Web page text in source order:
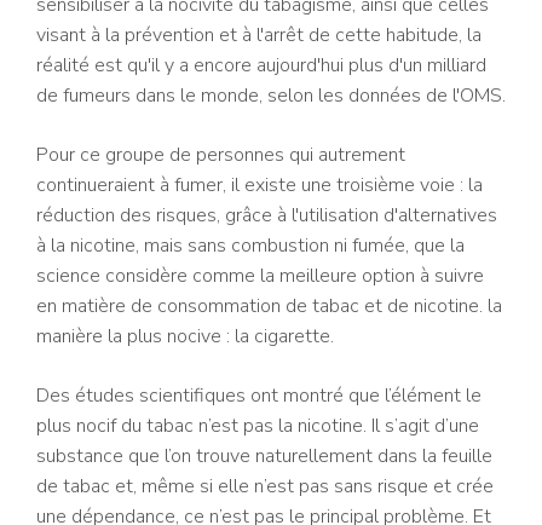
visant à la prévention et à l'arrêt de cette habitude, la
réalité est qu'il y a encore aujourd'hui plus d'un milliard
de fumeurs dans le monde, selon les données de l'OMS.
Pour ce groupe de personnes qui autrement
continueraient à fumer, il existe une troisième voie : la
réduction des risques, grâce à l'utilisation d'alternatives
à la nicotine, mais sans combustion ni fumée, que la
science considère comme la meilleure option à suivre
en matière de consommation de tabac et de nicotine. la
manière la plus nocive : la cigarette.
Des études scientifiques ont montré que l’élément le
plus nocif du tabac n’est pas la nicotine. Il s’agit d’une
substance que l’on trouve naturellement dans la feuille
de tabac et, même si elle n’est pas sans risque et crée
une dépendance, ce n’est pas le principal problème. Et